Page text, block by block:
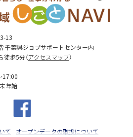
13
千葉県ジョブサポートセンター内
徒歩5分（アクセスマップ）
末年始
て オープンデータの取扱について